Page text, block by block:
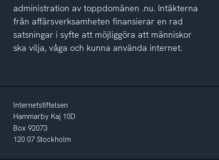
administration av toppdomänen .nu. Intäkterna
från affärsverksamheten finansierar en rad
satsningar i syfte att möjliggöra att människor
ska vilja, våga och kunna använda internet.
Internetstiftelsen
Hammarby Kaj 10D
Box 92073
120 07 Stockholm